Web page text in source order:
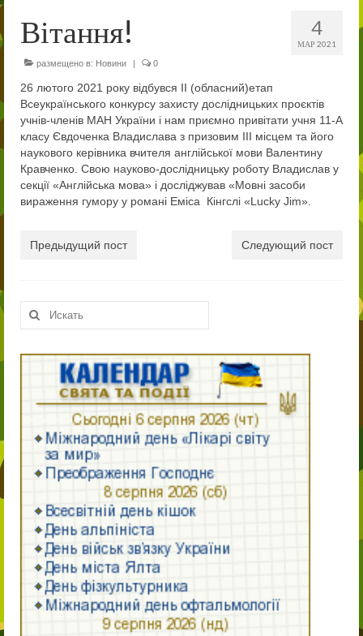
Психологічна служба радить
Патріотичне виховання
Дошка пошани
Наші нагороди
Військово-спортивна робота
Новини
Нормативні документи ліцею
Працівники
Сторінка начальника
Адміністрація
Педагогічний колектив ліцею «Патріот»
Учням
Вступ до ліцею
9-й клас
10-й клас
11-й клас
11-й клас
4
МАР 2021
Вітання!
размещено в: Новини | 0
26 лютого 2021 року відбувся ІІ (обласний)етап
Всеукраїнського конкурсу захисту дослідницьких проєктів
учнів-членів МАН України і нам приємно привітати учня 11-А
класу Євдоченка Владислава з призовим ІІІ місцем та його
наукового керівника вчителя англійської мови Валентину
Кравченко. Свою науково-дослідницьку роботу Владислав у
секції «Англійська мова» і досліджував «Мовні засоби
вираження гумору у романі Еміса Кінгслі «Lucky Jim».
Предыдущий пост Следующий пост
Искать: